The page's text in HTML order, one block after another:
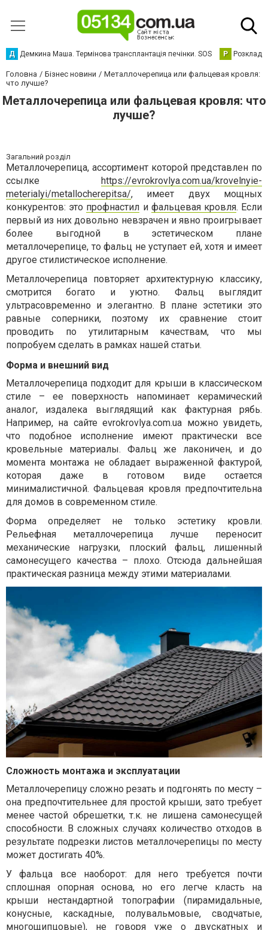
Д Демкина Маша. Термінова трансплантація печінки. SOS Р Розклад
Головна Бізнес новини
Металлочерепица или фальцевая кровля:
что лучше?
Металлочерепица или фальцевая кровля: что
лучше?
Загальний розділ
Металлочерепица, ассортимент которой представлен по
ссылке https://evrokrovlya.com.ua/krovelnyie-
meterialyi/metallocherepitsa/, имеет двух мощных
конкурентов: это профнастил и фальцевая кровля. Если
первый из них довольно невзрачен и явно проигрывает
более выгодной в эстетическом плане
металлочерепице, то фальц не уступает ей, хотя и имеет
другое стилистическое исполнение.
Металлочерепица повторяет архитектурную классику,
смотрится богато и уютно. Фальц выглядит
ультрасовременно и элегантно. В плане эстетики это
равные соперники, поэтому их сравнение стоит
проводить по утилитарным качествам, что мы
попробуем сделать в рамках нашей статьи.
Форма и внешний вид
Металлочерепица подходит для крыши в классическом
стиле – ее поверхность напоминает керамический
аналог, издалека выглядящий как фактурная рябь.
Например, на сайте evrokrovlya.com.ua можно увидеть,
что подобное исполнение имеют практически все
кровельные материалы. Фальц же лаконичен, и до
момента монтажа не обладает выраженной фактурой,
которая даже в готовом виде остается
минималистичной. Фальцевая кровля предпочтительна
для домов в современном стиле.
Форма определяет не только эстетику кровли.
Рельефная металлочерепица лучше переносит
механические нагрузки, плоский фальц, лишенный
самонесущего качества – плохо. Отсюда дальнейшая
практическая разница между этими материалами.
Сложность монтажа и эксплуатации
Металлочерепицу сложно резать и подгонять по месту –
она предпочтительнее для простой крыши, зато требует
менее частой обрешетки, т.к. не лишена самонесущей
способности. В сложных случаях количество отходов в
результате подрезки листов металлочерепицы по месту
может достигать 40%.
У фальца все наоборот: для него требуется почти
сплошная опорная основа, но его легче класть на
крыши нестандартной топографии (пирамидальные,
конусные, каскадные, полувальмовые, сводчатые,
многощипцовые), не говоря уже о двускатных и